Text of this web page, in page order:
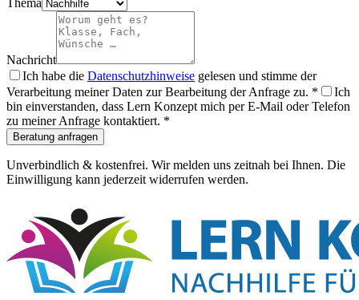
Nachricht
Ich habe die Datenschutzhinweise gelesen und stimme der
Verarbeitung meiner Daten zur Bearbeitung der Anfrage zu. *
Ich
bin einverstanden, dass Lern Konzept mich per E-Mail oder Telefon
zu meiner Anfrage kontaktiert. *
Beratung anfragen
Unverbindlich & kostenfrei. Wir melden uns zeitnah bei Ihnen. Die
Einwilligung kann jederzeit widerrufen werden.